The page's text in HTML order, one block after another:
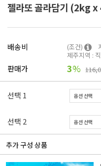
젤라또 골라담기 (2kg x
배송비 (조건)
제주지역 :
판매가 3%
선택 1
선택 2
추가 구성 상품